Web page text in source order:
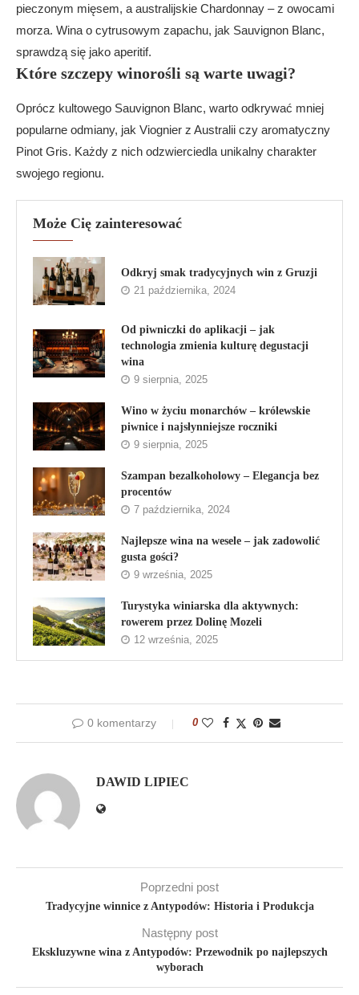
pieczonym mięsem, a australijskie Chardonnay – z owocami
morza. Wina o cytrusowym zapachu, jak Sauvignon Blanc,
sprawdzą się jako aperitif.
Które szczepy winorośli są warte uwagi?
Oprócz kultowego Sauvignon Blanc, warto odkrywać mniej
popularne odmiany, jak Viognier z Australii czy aromatyczny
Pinot Gris. Każdy z nich odzwierciedla unikalny charakter
swojego regionu.
Może Cię zainteresować
Odkryj smak tradycyjnych win z Gruzji
21 października, 2024
Od piwniczki do aplikacji – jak
technologia zmienia kulturę degustacji
wina
9 sierpnia, 2025
Wino w życiu monarchów – królewskie
piwnice i najsłynniejsze roczniki
9 sierpnia, 2025
Szampan bezalkoholowy – Elegancja bez
procentów
7 października, 2024
Najlepsze wina na wesele – jak zadowolić
gusta gości?
9 września, 2025
Turystyka winiarska dla aktywnych:
rowerem przez Dolinę Mozeli
12 września, 2025
0 komentarzy 0
DAWID LIPIEC
Poprzedni post
Tradycyjne winnice z Antypodów: Historia i Produkcja
Następny post
Ekskluzywne wina z Antypodów: Przewodnik po najlepszych
wyborach